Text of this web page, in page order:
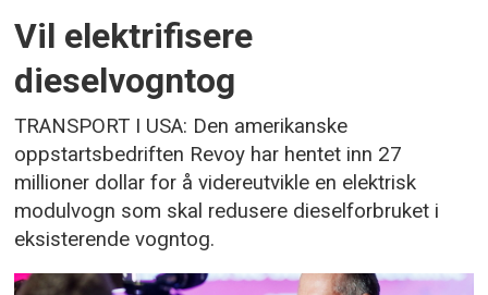
Vil elektrifisere
dieselvogntog
TRANSPORT I USA: Den amerikanske
oppstartsbedriften Revoy har hentet inn 27
millioner dollar for å videreutvikle en elektrisk
modulvogn som skal redusere dieselforbruket i
eksisterende vogntog.